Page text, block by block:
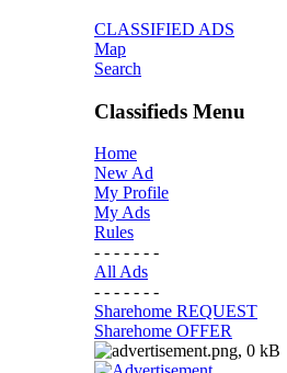
CLASSIFIED ADS
Map
Search
Classifieds Menu
Home
New Ad
My Profile
My Ads
Rules
- - - - - - -
All Ads
- - - - - - -
Sharehome REQUEST
Sharehome OFFER